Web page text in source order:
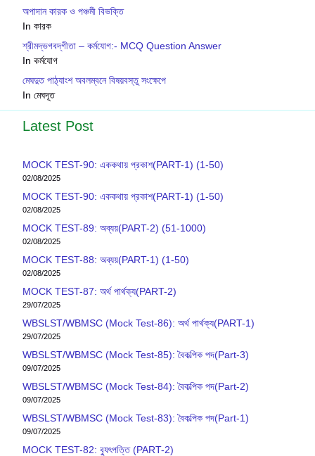
অপাদান কারক ও পঞ্চমী বিভক্তি
In কারক
শ্রীমদ্‌ভগবদ্‌গীতা – কর্মযোগ:- MCQ Question Answer
In কর্মযোগ
মেঘদুত পাঠ্যাংশ অবলম্বনে বিষয়বস্তু সংক্ষেপে
In মেঘদূত
Latest Post
MOCK TEST-90: এককথায় প্রকাশ(PART-1) (1-50)
02/08/2025
MOCK TEST-90: এককথায় প্রকাশ(PART-1) (1-50)
02/08/2025
MOCK TEST-89: অব্যয়(PART-2) (51-1000)
02/08/2025
MOCK TEST-88: অব্যয়(PART-1) (1-50)
02/08/2025
MOCK TEST-87: অর্থ পার্থক্য(PART-2)
29/07/2025
WBSLST/WBMSC (Mock Test-86): অর্থ পার্থক্য(PART-1)
29/07/2025
WBSLST/WBMSC (Mock Test-85): বৈকল্পিক পদ(Part-3)
09/07/2025
WBSLST/WBMSC (Mock Test-84): বৈকল্পিক পদ(Part-2)
09/07/2025
WBSLST/WBMSC (Mock Test-83): বৈকল্পিক পদ(Part-1)
09/07/2025
MOCK TEST-82: ব‍্যুৎপত্তি (PART-2)